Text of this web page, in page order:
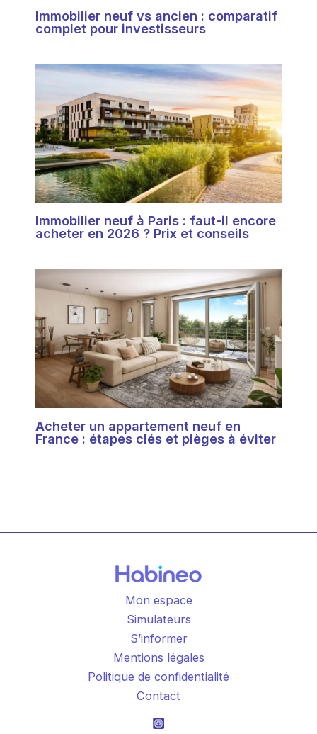
Immobilier neuf vs ancien : comparatif
complet pour investisseurs
Immobilier neuf à Paris : faut-il encore
acheter en 2026 ? Prix et conseils
Acheter un appartement neuf en
France : étapes clés et pièges à éviter
Mon espace
Simulateurs
S’informer
Mentions légales
Politique de confidentialité
Contact